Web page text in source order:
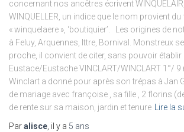
concernant nos ancêtres écrivent
WINQUELLER, un indice que le nom provient
« winquelaere », ‘boutiquier’. Les origines de
à Feluy, Arquennes, Ittre, Bornival. Monstreux
proche, il convient de citer, sans pouvoir établir
Eustace/Eustache VINCLART/WINCLART 1°/
Winclart a donné pour après son trépas à Jan
de mariage avec françoise , sa fille , 2 florins
de rente sur sa maison, jardin et tenure Lire la
Paralisce, il y a 5 ans